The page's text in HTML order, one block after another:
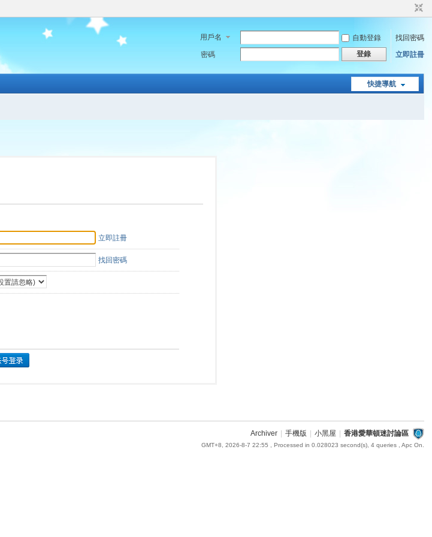
用戶名 自動登錄
找回密碼
密碼
登錄 立即註冊
快捷導航
立即註冊
找回密碼
Archiver 手機版 小黑屋 香港愛華頓迷討論區
GMT+8, 2026-8-7 22:55 , Processed in 0.028023 second(s), 4 queries , Apc On.